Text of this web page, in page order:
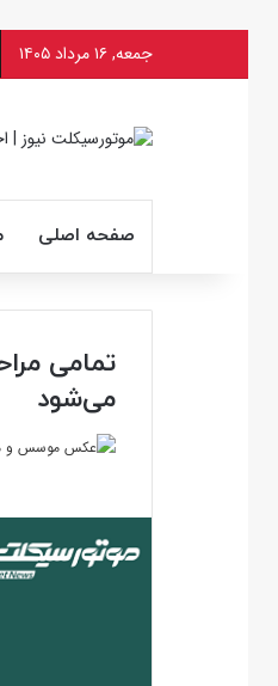
جمعه, ۱۶ مرداد ۱۴۰۵
صفحه اصلی
تمامی
می‌شود